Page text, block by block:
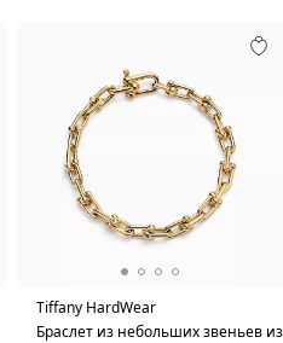
Tiffany HardWear
Браслет из небольших звеньев из